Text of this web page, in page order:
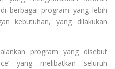
berbagai program yang lebih
kebutuhan, yang dilakukan
program yang disebut
yang melibatkan seluruh